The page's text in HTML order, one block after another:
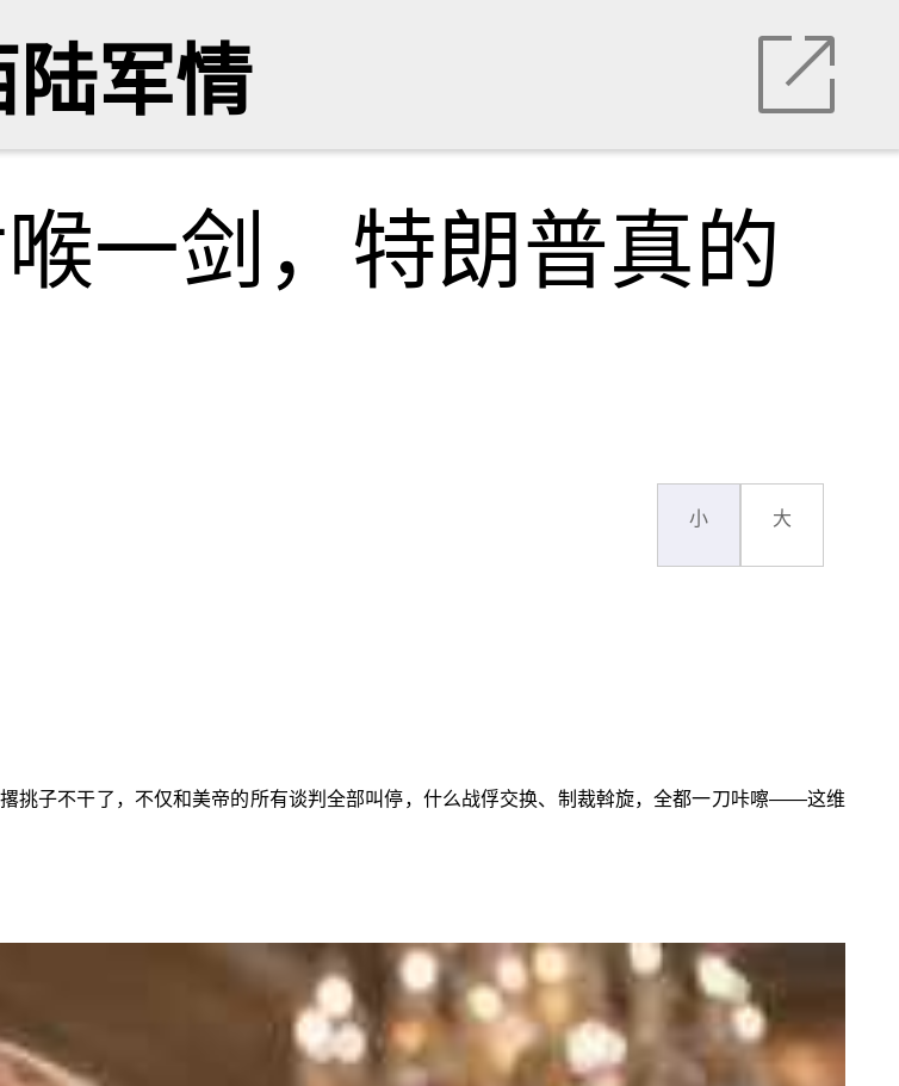
陆军情
一剑，特朗普真的
小 大
挑子不干了，不仅和美帝的所有谈判全部叫停，什么战俘交换、制裁斡旋，全都一刀咔嚓——这维